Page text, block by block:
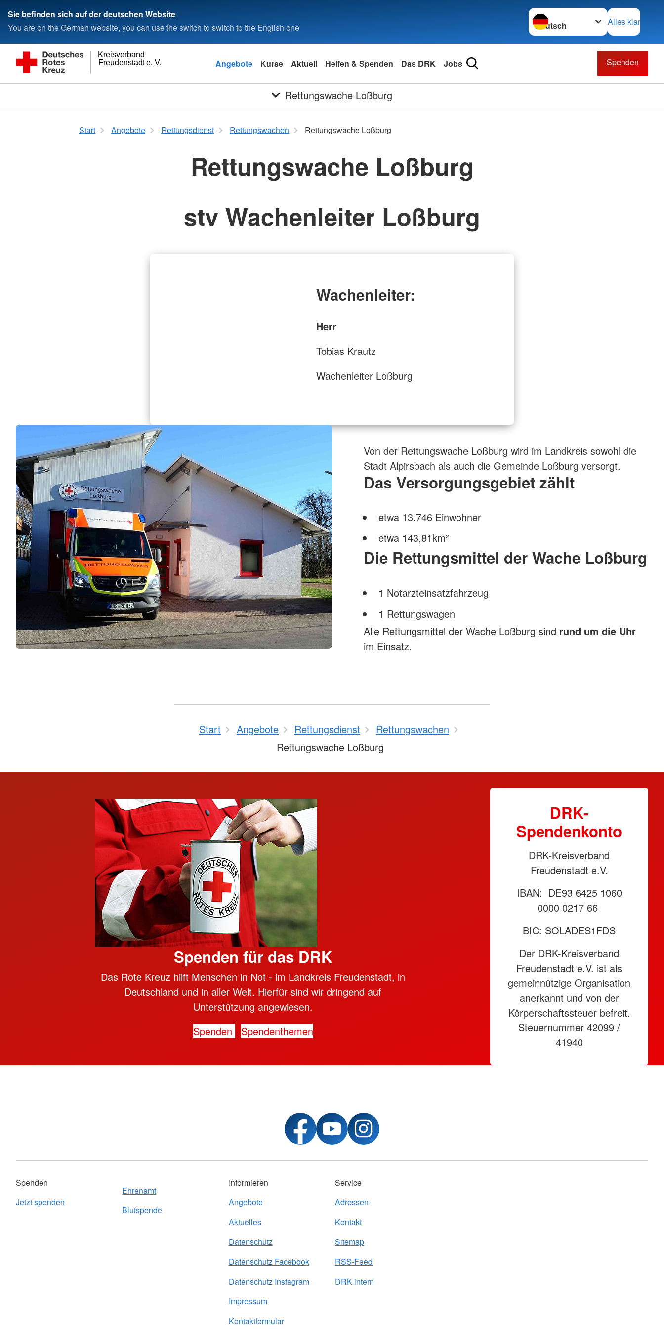
Sie befinden sich auf der deutschen Website
You are on the German website, you can use the switch to switch to the English one
Sprache wechseln zu
Alles klar
Freudenstadt e. V.
Kreisverband
Angebote Kurse Aktuell Helfen & Spenden Das DRK Jobs Spenden
Rettungswache Loßburg
Start Angebote Rettungsdienst Rettungswachen Rettungswache Loßburg
Rettungswache Loßburg
stv Wachenleiter Loßburg
Wachenleiter:
Herr
Tobias Krautz
Wachenleiter Loßburg
Von der Rettungswache Loßburg wird im Landkreis sowohl die
Stadt Alpirsbach als auch die Gemeinde Loßburg versorgt.
Das Versorgungsgebiet zählt
etwa 13.746 Einwohner
etwa 143,81km²
Die Rettungsmittel der Wache Loßburg
1 Notarzteinsatzfahrzeug
1 Rettungswagen
Alle Rettungsmittel der Wache Loßburg sind rund um die Uhr
im Einsatz.
Start Angebote Rettungsdienst
Rettungswachen
Rettungswache Loßburg
Spenden für das DRK
Das Rote Kreuz hilft Menschen in Not - im Landkreis Freudenstadt, in
Deutschland und in aller Welt. Hierfür sind wir dringend auf
Unterstützung angewiesen.
Spenden
Spendenthemen
DRK-
Spendenkonto
DRK-Kreisverband
Freudenstadt e.V.
IBAN: DE93 6425 1060
0000 0217 66
BIC: SOLADES1FDS
Der DRK-Kreisverband
Freudenstadt e.V. ist als
gemeinnützige Organisation
anerkannt und von der
Körperschaftssteuer befreit.
Steuernummer 42099 /
41940
Spenden
Jetzt spenden
Ehrenamt
Blutspende
Informieren
Angebote
Aktuelles
Datenschutz
Datenschutz Facebook
Datenschutz Instagram
Impressum
Kontaktformular
Service
Adressen
Kontakt
Sitemap
RSS-Feed
DRK intern